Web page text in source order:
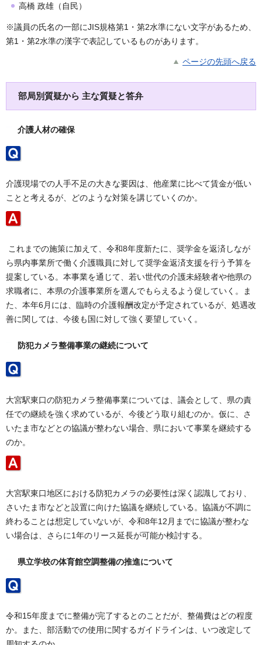
高橋 政雄（自民）
※議員の氏名の一部にJIS規格第1・第2水準にない文字があるため、
第1・第2水準の漢字で表記しているものがあります。
ページの先頭へ戻る
部局別質疑から 主な質疑と答弁
介護人材の確保
介護現場での人手不足の大きな要因は、他産業に比べて賃金が低い
ことと考えるが、どのような対策を講じていくのか。
これまでの施策に加えて、令和8年度新たに、奨学金を返済しなが
ら県内事業所で働く介護職員に対して奨学金返済支援を行う予算を
提案している。本事業を通じて、若い世代の介護未経験者や他県の
求職者に、本県の介護事業所を選んでもらえるよう促していく。ま
た、本年6月には、臨時の介護報酬改定が予定されているが、処遇改
善に関しては、今後も国に対して強く要望していく。
防犯カメラ整備事業の継続について
大宮駅東口の防犯カメラ整備事業については、議会として、県の責
任での継続を強く求めているが、今後どう取り組むのか。仮に、さ
いたま市などとの協議が整わない場合、県において事業を継続する
のか。
大宮駅東口地区における防犯カメラの必要性は深く認識しており、
さいたま市などと設置に向けた協議を継続している。協議が不調に
終わることは想定していないが、令和8年12月までに協議が整わな
い場合は、さらに1年のリース延長が可能か検討する。
県立学校の体育館空調整備の推進について
令和15年度までに整備が完了するとのことだが、整備費はどの程度
か。また、部活動での使用に関するガイドラインは、いつ改定して